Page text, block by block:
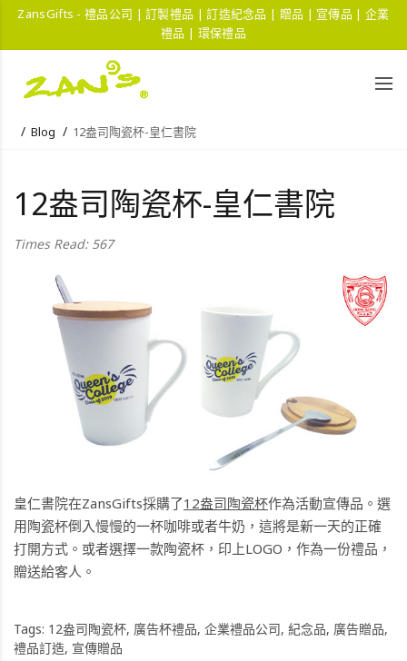
ZansGifts - 禮品公司 | 訂製禮品 | 訂造紀念品 | 贈品 | 宣傳品 | 企業
禮品 | 環保禮品
Blog 12盎司陶瓷杯-皇仁書院
12盎司陶瓷杯-皇仁書院
Times Read: 567
皇仁書院在ZansGifts採購了12盎司陶瓷杯作為活動宣傳品。選
用陶瓷杯倒入慢慢的一杯咖啡或者牛奶，這將是新一天的正確
打開方式。或者選擇一款陶瓷杯，印上LOGO，作為一份禮品，
贈送給客人。
Tags: 12盎司陶瓷杯, 廣告杯禮品, 企業禮品公司, 紀念品, 廣告贈品,
禮品訂造, 宣傳贈品